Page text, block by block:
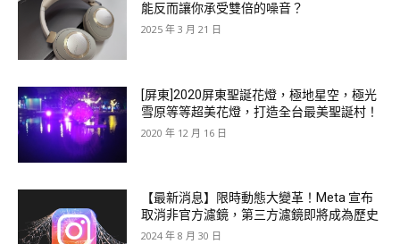
能反而讓你承受雙倍的噪音？
2025 年 3 月 21 日
[屏東]2020屏東聖誕花燈，極地星空，極光
雪原等等超美花燈，打造全台最美聖誕村！
2020 年 12 月 16 日
【最新消息】限時動態大變革！Meta 宣布
取消非官方濾鏡，第三方濾鏡即將成為歷史
2024 年 8 月 30 日